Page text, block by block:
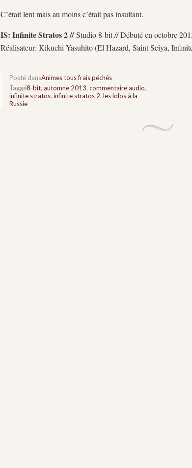
C’était lent mais au moins c’était pas insultant.
IS: Infinite Stratos 2 //Studio 8-bit // Débuté en octobre
Réalisateur: Kikuchi Yasuhito (El Hazard, Saint Seiya,
Posté dansAnimes tous frais péchés
Taggé8-bit, automne 2013, commentaire audio,
infinite stratos, infinite stratos 2, les lolos à la
Russie